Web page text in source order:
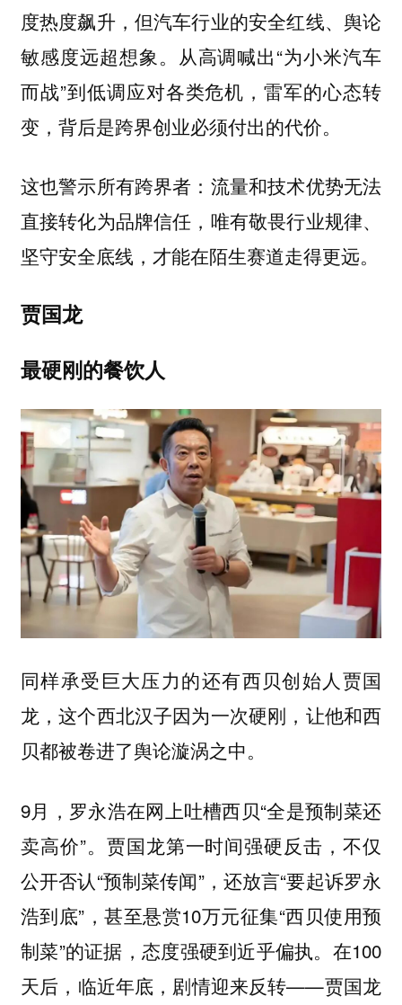
度热度飙升，但汽车行业的安全红线、舆论
敏感度远超想象。从高调喊出“为小米汽车
而战”到低调应对各类危机，雷军的心态转
变，背后是跨界创业必须付出的代价。
这也警示所有跨界者：流量和技术优势无法
直接转化为品牌信任，唯有敬畏行业规律、
坚守安全底线，才能在陌生赛道走得更远。
贾国龙
最硬刚的餐饮人
同样承受巨大压力的还有西贝创始人贾国
龙，这个西北汉子因为一次硬刚，让他和西
贝都被卷进了舆论漩涡之中。
9月，罗永浩在网上吐槽西贝“全是预制菜还
卖高价”。贾国龙第一时间强硬反击，不仅
公开否认“预制菜传闻”，还放言“要起诉罗永
浩到底”，甚至悬赏10万元征集“西贝使用预
制菜”的证据，态度强硬到近乎偏执。在100
天后，临近年底，剧情迎来反转——贾国龙